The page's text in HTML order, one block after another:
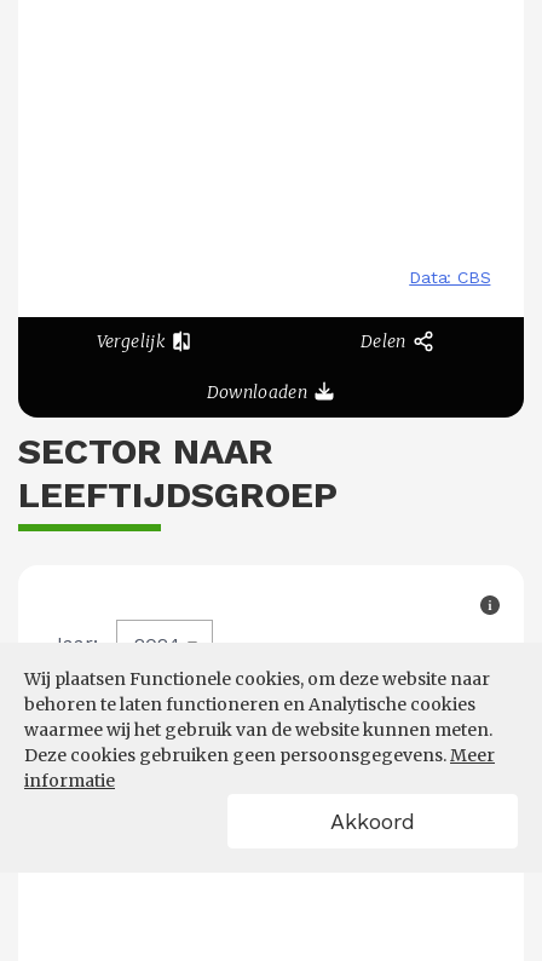
Wij plaatsen Functionele cookies, om deze website naar
behoren te laten functioneren en Analytische cookies
waarmee wij het gebruik van de website kunnen meten.
Deze cookies gebruiken geen persoonsgegevens.Meer
informatie
Akkoord
Vergelijk Delen
Downloaden
SECTOR NAAR
LEEFTIJDSGROEP